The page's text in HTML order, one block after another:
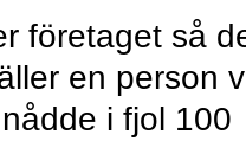
företaget så
en person
i fjol 100